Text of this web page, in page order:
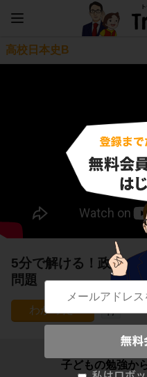
高校日本史B
5分で解ける！政党の
問題
17
子どもの勉強か